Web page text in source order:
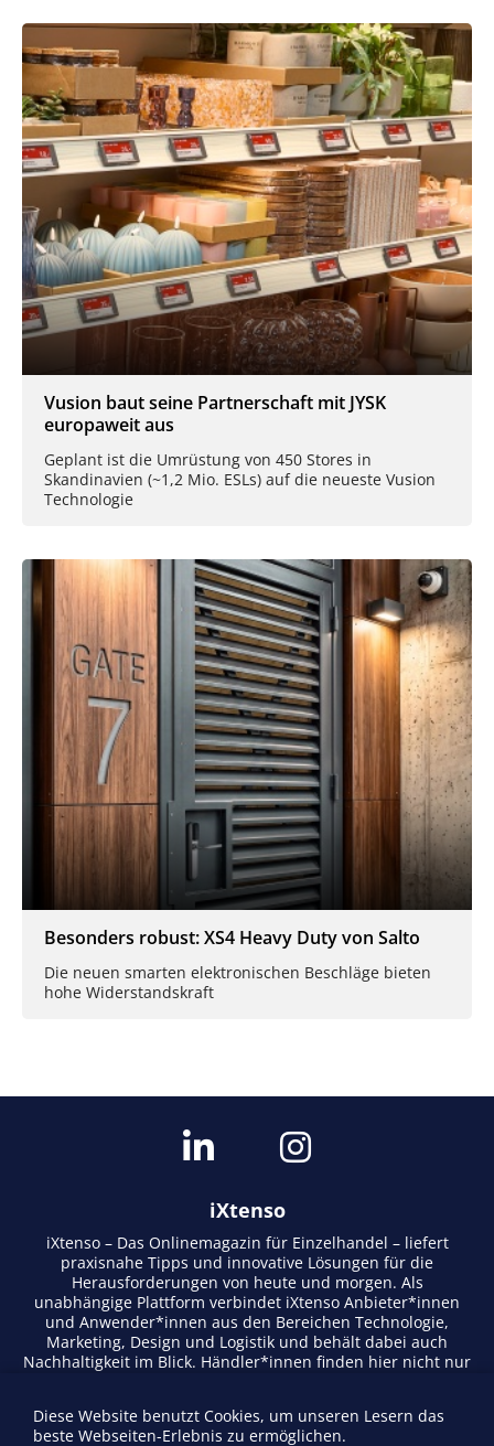
Vusion baut seine Partnerschaft mit JYSK
europaweit aus
Geplant ist die Umrüstung von 450 Stores in
Skandinavien (~1,2 Mio. ESLs) auf die neueste Vusion
Technologie
Besonders robust: XS4 Heavy Duty von Salto
Die neuen smarten elektronischen Beschläge bieten
hohe Widerstandskraft
iXtenso
iXtenso – Das Onlinemagazin für Einzelhandel – liefert
praxisnahe Tipps und innovative Lösungen für die
Herausforderungen von heute und morgen. Als
unabhängige Plattform verbindet iXtenso Anbieter*innen
und Anwender*innen aus den Bereichen Technologie,
Marketing, Design und Logistik und behält dabei auch
Nachhaltigkeit im Blick. Händler*innen finden hier nicht nur
lebendigen Schreibstil und relevantem Content fördert das
Magazin den Austausch innerhalb der Retail-Community.
Diese Website benutzt Cookies, um unseren Lesern das
beste Webseiten-Erlebnis zu ermöglichen.